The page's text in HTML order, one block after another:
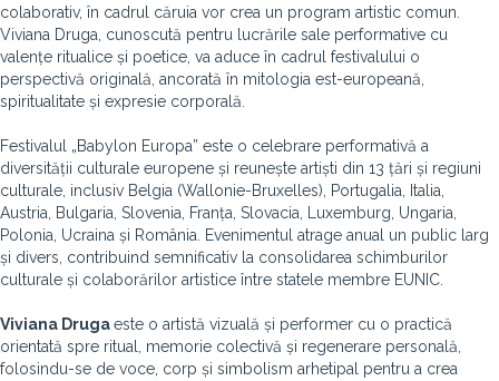
colaborativ, în cadrul căruia vor crea un program artistic comun.
Viviana Druga, cunoscută pentru lucrările sale performative cu
valențe ritualice și poetice, va aduce în cadrul festivalului o
perspectivă originală, ancorată în mitologia est-europeană,
spiritualitate și expresie corporală.
Festivalul „Babylon Europa” este o celebrare performativă a
diversității culturale europene și reunește artiști din 13 țări și regiuni
culturale, inclusiv Belgia (Wallonie-Bruxelles), Portugalia, Italia,
Austria, Bulgaria, Slovenia, Franța, Slovacia, Luxemburg, Ungaria,
Polonia, Ucraina și România. Evenimentul atrage anual un public larg
și divers, contribuind semnificativ la consolidarea schimburilor
culturale și colaborărilor artistice între statele membre EUNIC.
Viviana Drugaeste o artistă vizuală și performer cu o practică
orientată spre ritual, memorie colectivă și regenerare personală,
folosindu-se de voce, corp și simbolism arhetipal pentru a crea